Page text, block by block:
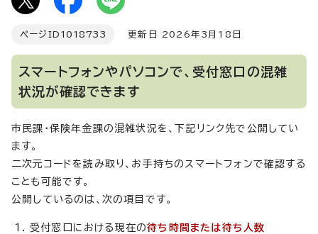
ページID 1018733 更新日 2026年3月18日
スマートフォンやパソコンで、受付窓口の混雑
状況が確認できます
市民課・保険年金課の混雑状況を、下記リンク先で公開してい
ます。
二次元コードを読み取り、お手持ちのスマートフォンで確認する
ことも可能です。
公開しているのは、次の項目です。
受付窓口における現在の待ち時間または待ち人数